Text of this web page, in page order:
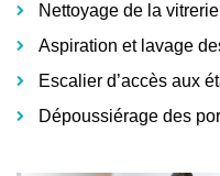
Nettoyage de la
Aspiration et lavage
Escalier d’accès aux
Dépoussiérage des